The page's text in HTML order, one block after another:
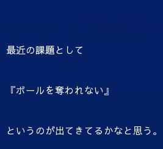
最近の課題として
『ボールを奪われない』
というのが出てきてるかなと思う。